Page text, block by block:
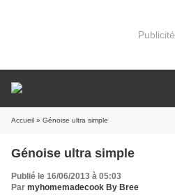
Publicité
Accueil » Génoise ultra simple
Génoise ultra simple
Publié le 16/06/2013 à 05:03
Par myhomemadecook By Bree